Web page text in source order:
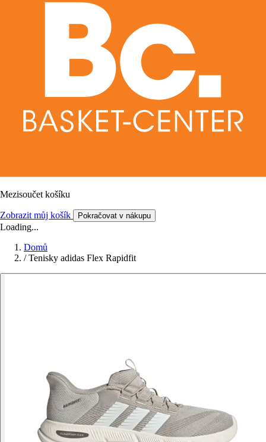
Mezisoučet košíku
Zobrazit můj košík Pokračovat v nákupu
Loading...
Domů
/ Tenisky adidas Flex Rapidfit